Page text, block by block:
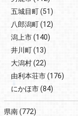
五城目町(51)
八郎潟町(12)
潟上市(140)
井川町(13)
大潟村(22)
由利本荘市(176)
にかほ市(84)
県南(772)